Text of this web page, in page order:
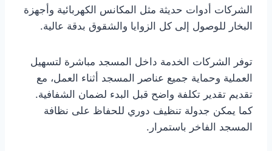
الشركات أدوات حديثة مثل المكانس الكهربائية وأجهزة
البخار للوصول إلى كل الزوايا والشقوق بدقة عالية.
توفر الشركات الخدمة داخل المسجد مباشرة لتسهيل
العملية وحماية جميع عناصر المسجد أثناء العمل، مع
تقديم تقدير تكلفة واضح قبل البدء لضمان الشفافية.
كما يمكن جدولة تنظيف دوري للحفاظ على نظافة
المسجد الفاخر باستمرار.